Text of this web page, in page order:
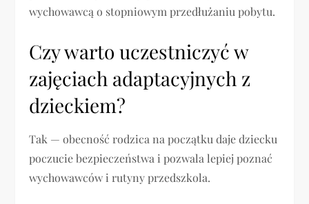
wychowawcą o stopniowym przedłużaniu pobytu.
Czy warto uczestniczyć w
zajęciach adaptacyjnych z
dzieckiem?
Tak — obecność rodzica na początku daje dziecku
poczucie bezpieczeństwa i pozwala lepiej poznać
wychowawców i rutyny przedszkola.